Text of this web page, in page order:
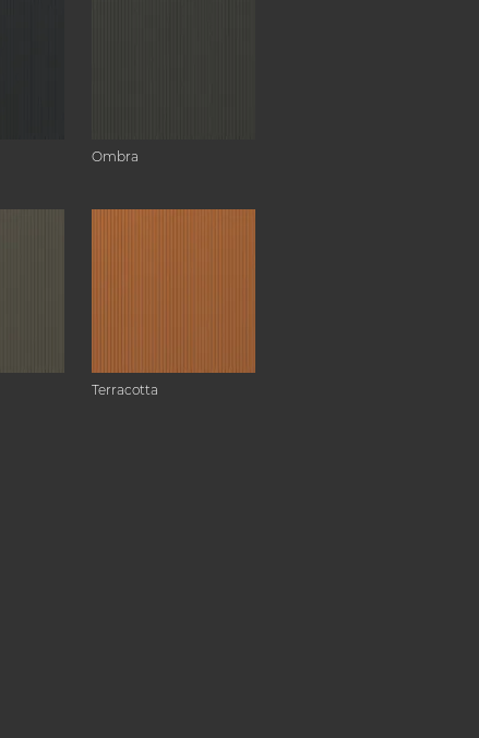
Ombra
Terracotta